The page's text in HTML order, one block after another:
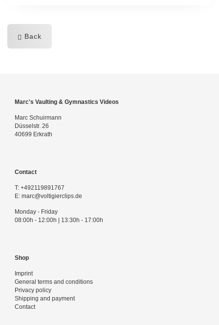
Back
Marc's Vaulting & Gymnastics Videos
Marc Schuirmann
Düsselstr. 26
40699 Erkrath
Contact
T: +492119891767
E: marc@voltigierclips.de
Monday - Friday
08:00h - 12:00h | 13:30h - 17:00h
Shop
Imprint
General terms and conditions
Privacy policy
Shipping and payment
Contact